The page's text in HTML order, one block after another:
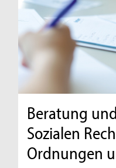
Beratung
Sozialen
Ordnungen